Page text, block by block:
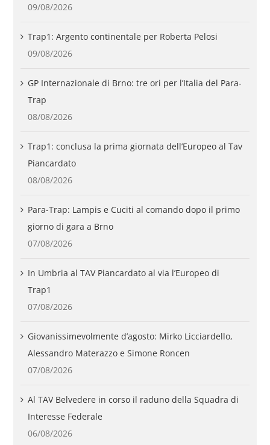
09/08/2026
Trap1: Argento continentale per Roberta Pelosi
09/08/2026
GP Internazionale di Brno: tre ori per l’Italia del Para-
Trap
08/08/2026
Trap1: conclusa la prima giornata dell’Europeo al Tav
Piancardato
08/08/2026
Para-Trap: Lampis e Cuciti al comando dopo il primo
giorno di gara a Brno
07/08/2026
In Umbria al TAV Piancardato al via l’Europeo di
Trap1
07/08/2026
Giovanissimevolmente d’agosto: Mirko Licciardello,
Alessandro Materazzo e Simone Roncen
07/08/2026
Al TAV Belvedere in corso il raduno della Squadra di
Interesse Federale
06/08/2026